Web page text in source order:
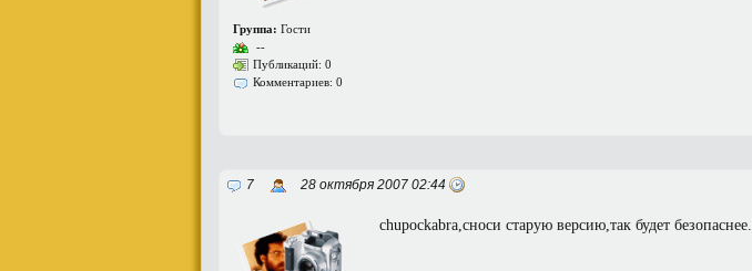
Группа: Гости
--
Публикаций: 0
Комментариев: 0
7 28 октября 2007 02:44
chupockabra,сноси старую версию,так будет безопаснее.